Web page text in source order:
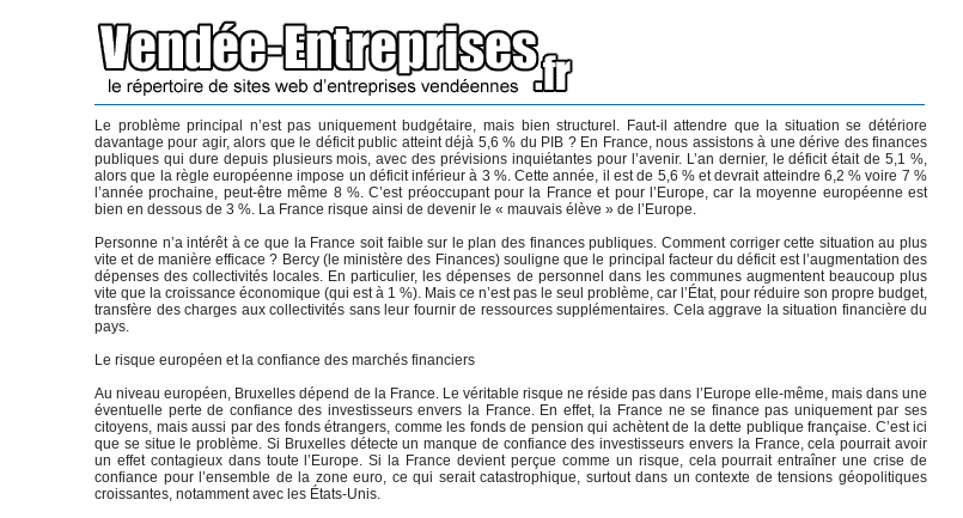
Le problème principal n’est pas uniquement budgétaire, mais bien structurel. Faut-il attendre que la situation se détériore
davantage pour agir, alors que le déficit public atteint déjà 5,6 % du PIB ? En France, nous assistons à une dérive des finances
publiques qui dure depuis plusieurs mois, avec des prévisions inquiétantes pour l’avenir. L’an dernier, le déficit était de 5,1 %,
alors que la règle européenne impose un déficit inférieur à 3 %. Cette année, il est de 5,6 % et devrait atteindre 6,2 % voire 7 %
l’année prochaine, peut-être même 8 %. C’est préoccupant pour la France et pour l’Europe, car la moyenne européenne est
bien en dessous de 3 %. La France risque ainsi de devenir le « mauvais élève » de l’Europe.
Personne n’a intérêt à ce que la France soit faible sur le plan des finances publiques. Comment corriger cette situation au plus
vite et de manière efficace ? Bercy (le ministère des Finances) souligne que le principal facteur du déficit est l’augmentation des
dépenses des collectivités locales. En particulier, les dépenses de personnel dans les communes augmentent beaucoup plus
vite que la croissance économique (qui est à 1 %). Mais ce n’est pas le seul problème, car l’État, pour réduire son propre budget,
transfère des charges aux collectivités sans leur fournir de ressources supplémentaires. Cela aggrave la situation financière du
pays.
Le risque européen et la confiance des marchés financiers
Au niveau européen, Bruxelles dépend de la France. Le véritable risque ne réside pas dans l’Europe elle-même, mais dans une
éventuelle perte de confiance des investisseurs envers la France. En effet, la France ne se finance pas uniquement par ses
citoyens, mais aussi par des fonds étrangers, comme les fonds de pension qui achètent de la dette publique française. C’est ici
que se situe le problème. Si Bruxelles détecte un manque de confiance des investisseurs envers la France, cela pourrait avoir
un effet contagieux dans toute l’Europe. Si la France devient perçue comme un risque, cela pourrait entraîner une crise de
confiance pour l’ensemble de la zone euro, ce qui serait catastrophique, surtout dans un contexte de tensions géopolitiques
croissantes, notamment avec les États-Unis.